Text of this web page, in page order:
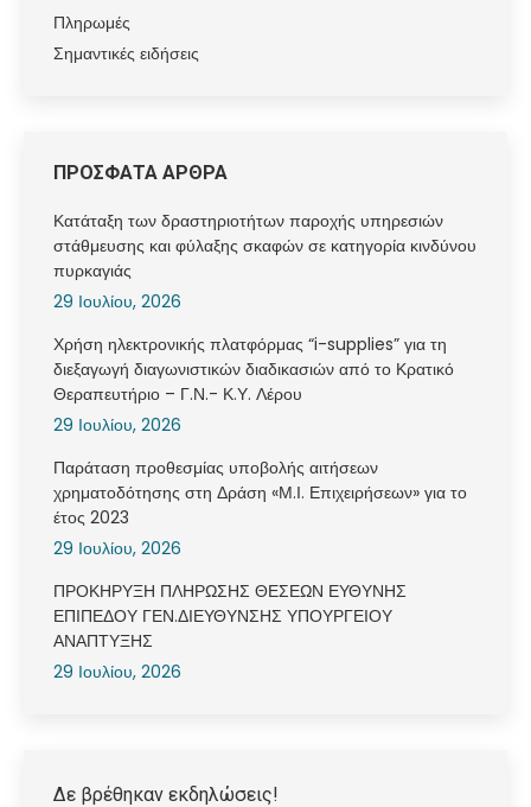
Πληρωμές
Σημαντικές ειδήσεις
ΠΡΟΣΦΑΤΑ ΑΡΘΡΑ
Κατάταξη των δραστηριοτήτων παροχής υπηρεσιών
στάθμευσης και φύλαξης σκαφών σε κατηγορία κινδύνου
πυρκαγιάς
29 Ιουλίου, 2026
Χρήση ηλεκτρονικής πλατφόρμας “i-supplies” για τη
διεξαγωγή διαγωνιστικών διαδικασιών από το Κρατικό
Θεραπευτήριο – Γ.Ν.- Κ.Υ. Λέρου
29 Ιουλίου, 2026
Παράταση προθεσμίας υποβολής αιτήσεων
χρηματοδότησης στη Δράση «Μ.Ι. Επιχειρήσεων» για το
έτος 2023
29 Ιουλίου, 2026
ΠΡΟΚΗΡΥΞΗ ΠΛΗΡΩΣΗΣ ΘΕΣΕΩΝ ΕΥΘΥΝΗΣ
ΕΠΙΠΕΔΟΥ ΓΕΝ.ΔΙΕΥΘΥΝΣΗΣ ΥΠΟΥΡΓΕΙΟΥ
ΑΝΑΠΤΥΞΗΣ
29 Ιουλίου, 2026
Δε βρέθηκαν εκδηλώσεις!